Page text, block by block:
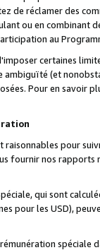
de réclamer des
ou en combinant
au
certaines
(et
Pour en savoir
pour
fournir nos
qui sont
pour les USD),
spéciale